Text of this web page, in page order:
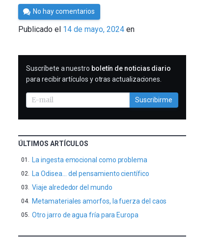
Por
César
Tomé
No hay comentarios
Publicado el 14 de mayo, 2024 en
SUSCRIBIRME
Suscríbete a nuestro boletín de noticias diario
para recibir artículos y otras actualizaciones.
Suscribirme
ÚLTIMOS ARTÍCULOS
La ingesta emocional como problema
La Odisea… del pensamiento científico
Viaje alrededor del mundo
Metamateriales amorfos, la fuerza del caos
Otro jarro de agua fría para Europa